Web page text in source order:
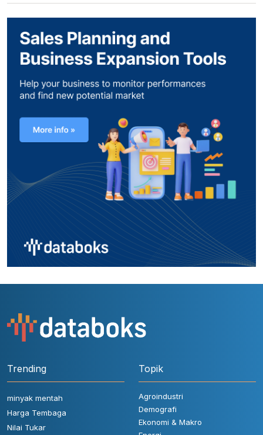
Trending
minyak mentah
Harga Tembaga
Nilai Tukar
Topik
Agroindustri
Demografi
Ekonomi & Makro